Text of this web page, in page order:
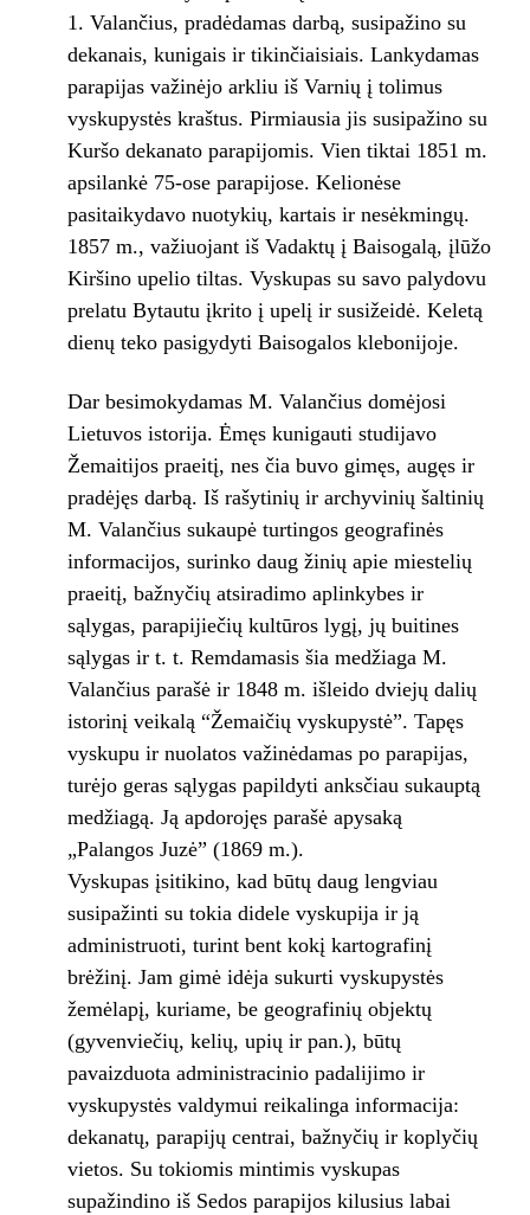
Valančius, pradėdamas darbą, susipažino su
dekanais, kunigais ir tikinčiaisiais. Lankydamas
parapijas važinėjo arkliu iš Varnių į tolimus
vyskupystės kraštus. Pirmiausia jis susipažino su
Kuršo dekanato parapijomis. Vien tiktai 1851 m.
apsilankė 75-ose parapijose. Kelionėse
pasitaikydavo nuotykių, kartais ir nesėkmingų.
1857 m., važiuojant iš Vadaktų į Baisogalą, įlūžo
Kiršino upelio tiltas. Vyskupas su savo palydovu
prelatu Bytautu įkrito į upelį ir susižeidė. Keletą
dienų teko pasigydyti Baisogalos klebonijoje.
Dar besimokydamas M. Valančius domėjosi
Lietuvos istorija. Ėmęs kunigauti studijavo
Žemaitijos praeitį, nes čia buvo gimęs, augęs ir
pradėjęs darbą. Iš rašytinių ir archyvinių šaltinių
M. Valančius sukaupė turtingos geografinės
informacijos, surinko daug žinių apie miestelių
praeitį, bažnyčių atsiradimo aplinkybes ir
sąlygas, parapijiečių kultūros lygį, jų buitines
sąlygas ir t. t. Remdamasis šia medžiaga M.
Valančius parašė ir 1848 m. išleido dviejų dalių
istorinį veikalą “Žemaičių vyskupystė”. Tapęs
vyskupu ir nuolatos važinėdamas po parapijas,
turėjo geras sąlygas papildyti anksčiau sukauptą
medžiagą. Ją apdorojęs parašė apysaką
„Palangos Juzė” (1869 m.).
Vyskupas įsitikino, kad būtų daug lengviau
susipažinti su tokia didele vyskupija ir ją
administruoti, turint bent kokį kartografinį
brėžinį. Jam gimė idėja sukurti vyskupystės
žemėlapį, kuriame, be geografinių objektų
(gyvenviečių, kelių, upių ir pan.), būtų
pavaizduota administracinio padalijimo ir
vyskupystės valdymui reikalinga informacija:
dekanatų, parapijų centrai, bažnyčių ir koplyčių
vietos. Su tokiomis mintimis vyskupas
supažindino iš Sedos parapijos kilusius labai